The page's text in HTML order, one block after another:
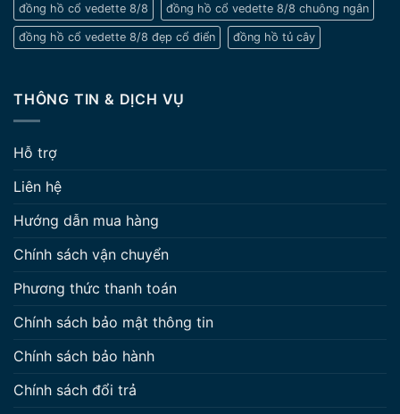
đồng hồ cổ vedette 8/8 đồng hồ cổ vedette 8/8 chuông ngân
đồng hồ cổ vedette 8/8 đẹp cổ điển đồng hồ tủ cây
THÔNG TIN & DỊCH VỤ
Hỗ trợ
Liên hệ
Hướng dẫn mua hàng
Chính sách vận chuyển
Phương thức thanh toán
Chính sách bảo mật thông tin
Chính sách bảo hành
Chính sách đổi trả